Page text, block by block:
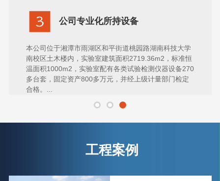
公司专业化所持设备
本公司位于湘潭市雨湖区和平街道桃园路湖南科技大学
南校区土木楼内，实验室建筑面积2719.36m2，标准恒
温面积1000m2，实验室配有各类试验检测仪器设备270
多台套，固定资产800多万元，并经上级计量部门检定
合格。...
工程案例